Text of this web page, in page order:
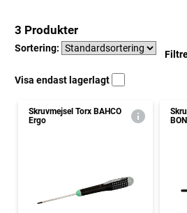
3 Produkter
Sortering:
Visa endast lagerlagt
Skruvmejsel Torx BAHCO
Ergo